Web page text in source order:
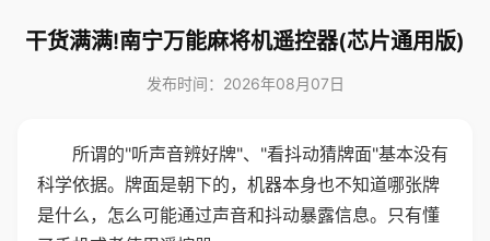
干货满满!南宁万能麻将机遥控器(芯片通用版)
发布时间：2026年08月07日
所谓的"听声音辨好牌"、"看抖动猜牌面"基本没有
科学依据。牌面是朝下的，机器本身也不知道哪张牌
是什么，怎么可能通过声音和抖动暴露信息。只有懂